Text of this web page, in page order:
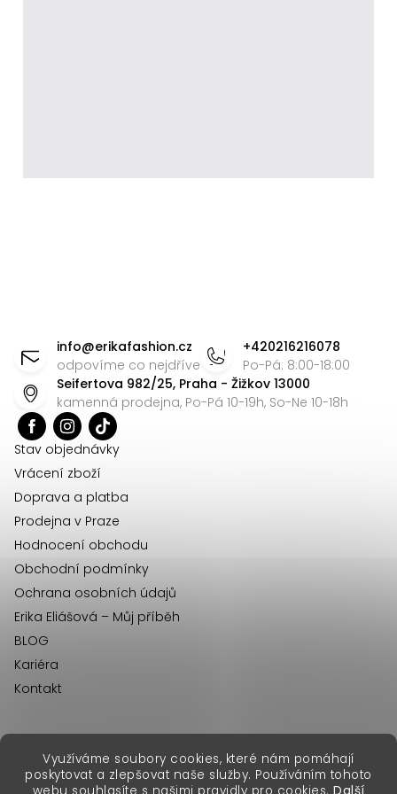
Využíváme soubory cookies, které nám pomáhají
poskytovat a zlepšovat naše služby. Používáním tohoto
info@erikafashion.cz
odpovíme co nejdříve
+420216216078
Po-Pá: 8:00-18:00
Seifertova 982/25, Praha - Žižkov 13000
kamenná prodejna, Po-Pá 10-19h, So-Ne 10-18h
Stav objednávky
Vrácení zboží
Doprava a platba
Prodejna v Praze
Hodnocení obchodu
Obchodní podmínky
Ochrana osobních údajů
Erika Eliášová – Můj příběh
BLOG
Kariéra
Kontakt
Copyright 2026Erika Fashion. Všechna práva vyhrazena.
erikafashion.sk